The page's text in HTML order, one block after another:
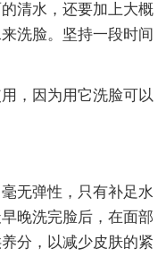
清水，还要加上大概
洗脸。坚持一段时间
，因为用它洗脸可以
无弹性，只有补足水
晚洗完脸后，在面部
分，以减少皮肤的紧